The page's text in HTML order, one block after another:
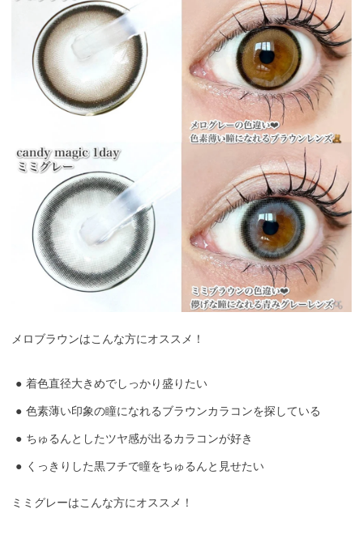
メロブラウンはこんな方にオススメ！
着色直径大きめでしっかり盛りたい
色素薄い印象の瞳になれるブラウンカラコンを探している
ちゅるんとしたツヤ感が出るカラコンが好き
くっきりした黒フチで瞳をちゅるんと見せたい
ミミグレーはこんな方にオススメ！